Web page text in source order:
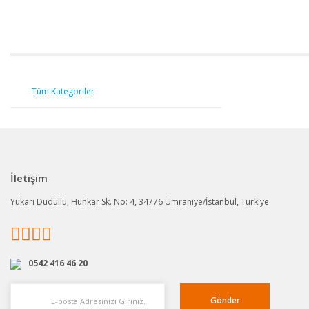
Tüm Kategoriler
İletişim
Yukarı Dudullu, Hünkar Sk. No: 4, 34776 Ümraniye/İstanbul, Türkiye
0542 416 46 20
Gönder